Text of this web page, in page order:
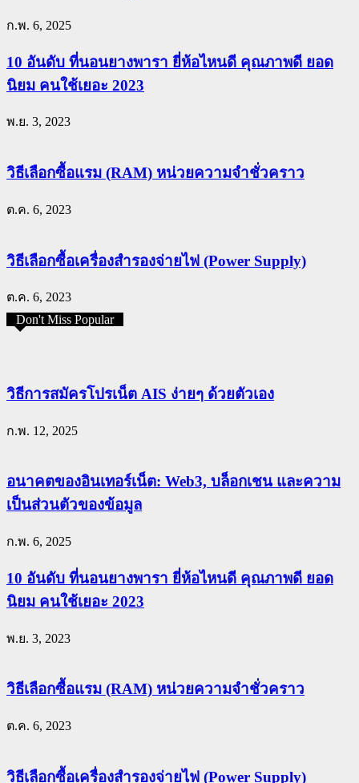
ก.พ. 6, 2025
10 อันดับ ที่นอนยางพารา ยี่ห้อไหนดี คุณภาพดี ยอด
นิยม คนใช้เยอะ 2023
พ.ย. 3, 2023
วิธีเลือกซื้อแรม (RAM) หน่วยความจำชั่วคราว
ต.ค. 6, 2023
วิธีเลือกซื้อเครื่องสำรองจ่ายไฟ (Power Supply)
ต.ค. 6, 2023
Don't Miss Popular
วิธีการสมัครโปรเน็ต AIS ง่ายๆ ด้วยตัวเอง
ก.พ. 12, 2025
อนาคตของอินเทอร์เน็ต: Web3, บล็อกเชน และความ
เป็นส่วนตัวของข้อมูล
ก.พ. 6, 2025
10 อันดับ ที่นอนยางพารา ยี่ห้อไหนดี คุณภาพดี ยอด
นิยม คนใช้เยอะ 2023
พ.ย. 3, 2023
วิธีเลือกซื้อแรม (RAM) หน่วยความจำชั่วคราว
ต.ค. 6, 2023
วิธีเลือกซื้อเครื่องสำรองจ่ายไฟ (Power Supply)